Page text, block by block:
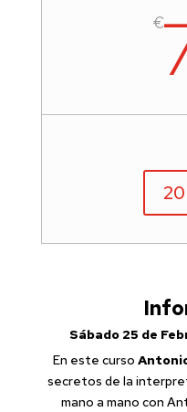
€
Sábado 25 de
En este curso
secretos de la
mano a mano con